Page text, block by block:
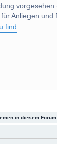
Anliegen und
u:find
in diesem